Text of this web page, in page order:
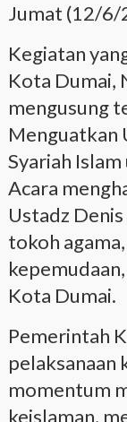
Jumat (12/6/
Kegiatan
Kota Dumai,
mengusung
Menguatkan
Syariah
Acara
Ustadz
tokoh
Kota Dumai.
Pemerintah
pelaksanaan
momentum
keislaman,